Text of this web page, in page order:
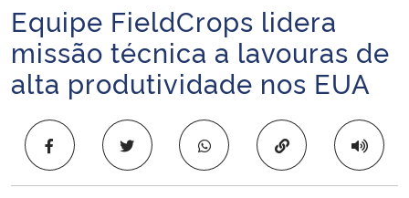
Ministério da Infraestrutura
Ministério da Agricultura, Pecuária e Abastecimento
Ministério da Educação
Início do conteúdo
Equipe FieldCrops lidera
missão técnica a lavouras de
alta produtividade nos EUA
Copiar para área